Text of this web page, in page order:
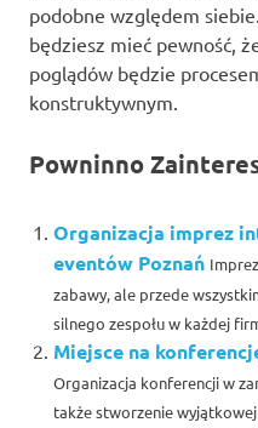
podobne względem
będziesz mieć pewność,
poglądów będzie
konstruktywnym.
Powninno
Organizacja imprez
eventów Poznań
zabawy, ale przede
silnego zespołu w każdej
Miejsce na
Organizacja konferencji w
także stworzenie